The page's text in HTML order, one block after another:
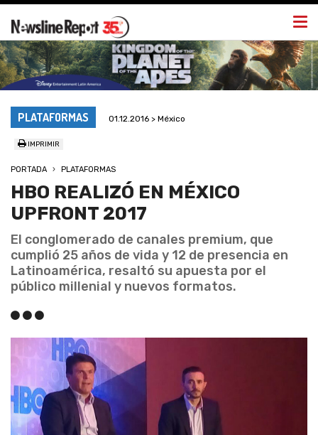
PLATAFORMAS 01.12.2016 > México
IMPRIMIR
PORTADA PLATAFORMAS
HBO REALIZÓ EN MÉXICO
UPFRONT 2017
El conglomerado de canales premium, que
cumplió 25 años de vida y 12 de presencia en
Latinoamérica, resaltó su apuesta por el
público millenial y nuevos formatos.